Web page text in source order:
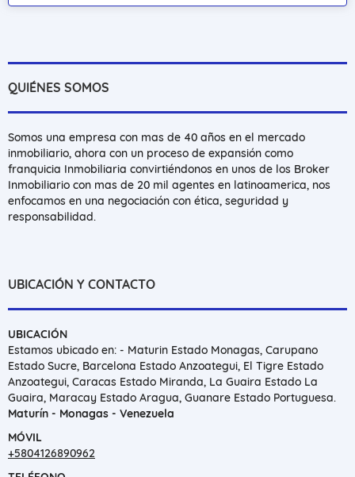
QUIÉNES SOMOS
Somos una empresa con mas de 40 años en el mercado
inmobiliario, ahora con un proceso de expansión como
franquicia Inmobiliaria convirtiéndonos en unos de los Broker
Inmobiliario con mas de 20 mil agentes en latinoamerica, nos
enfocamos en una negociación con ética, seguridad y
responsabilidad.
UBICACIÓN Y CONTACTO
UBICACIÓN
Estamos ubicado en: - Maturin Estado Monagas, Carupano
Estado Sucre, Barcelona Estado Anzoategui, El Tigre Estado
Anzoategui, Caracas Estado Miranda, La Guaira Estado La
Guaira, Maracay Estado Aragua, Guanare Estado Portuguesa.
Maturín - Monagas - Venezuela
MÓVIL
+5804126890962